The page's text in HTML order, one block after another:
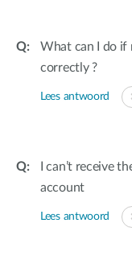
What can I do if
correctly ?
Lees antwoord
I can’t receive
account
Lees antwoord